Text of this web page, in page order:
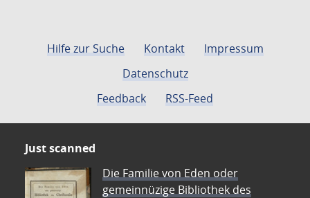
Hilfe zur Suche Kontakt
Impressum
Datenschutz
Feedback
RSS-Feed
Just scanned
Die Familie von Eden oder
gemeinnüzige Bibliothek des